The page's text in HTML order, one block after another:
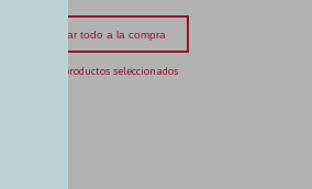
Agregar todo a la compra
3 productos seleccionados